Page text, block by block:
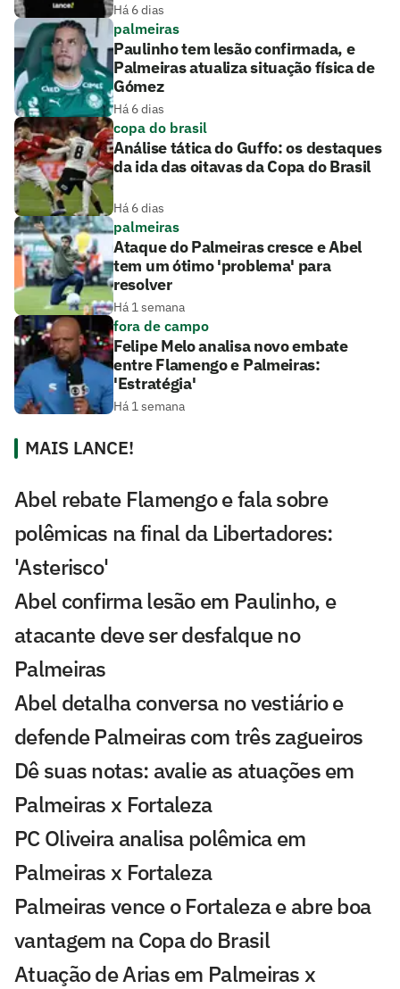
Há 6 dias
palmeiras
Paulinho tem lesão confirmada, e
Palmeiras atualiza situação física de
Gómez
Há 6 dias
copa do brasil
Análise tática do Guffo: os destaques
da ida das oitavas da Copa do Brasil
Há 6 dias
palmeiras
Ataque do Palmeiras cresce e Abel
tem um ótimo 'problema' para
resolver
Há 1 semana
fora de campo
Felipe Melo analisa novo embate
entre Flamengo e Palmeiras:
'Estratégia'
Há 1 semana
MAIS LANCE!
Abel rebate Flamengo e fala sobre
polêmicas na final da Libertadores:
'Asterisco'
Abel confirma lesão em Paulinho, e
atacante deve ser desfalque no
Palmeiras
Abel detalha conversa no vestiário e
defende Palmeiras com três zagueiros
Dê suas notas: avalie as atuações em
Palmeiras x Fortaleza
PC Oliveira analisa polêmica em
Palmeiras x Fortaleza
Palmeiras vence o Fortaleza e abre boa
vantagem na Copa do Brasil
Atuação de Arias em Palmeiras x